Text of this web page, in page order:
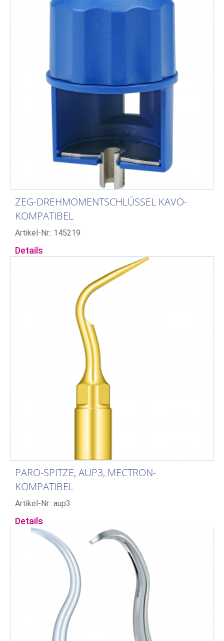
ZEG-DREHMOMENTSCHLÜSSEL KAVO-
KOMPATIBEL
Artikel-Nr.: 145219
Details
PARO-SPITZE, AUP3, MECTRON-
KOMPATIBEL
Artikel-Nr.: aup3
Details